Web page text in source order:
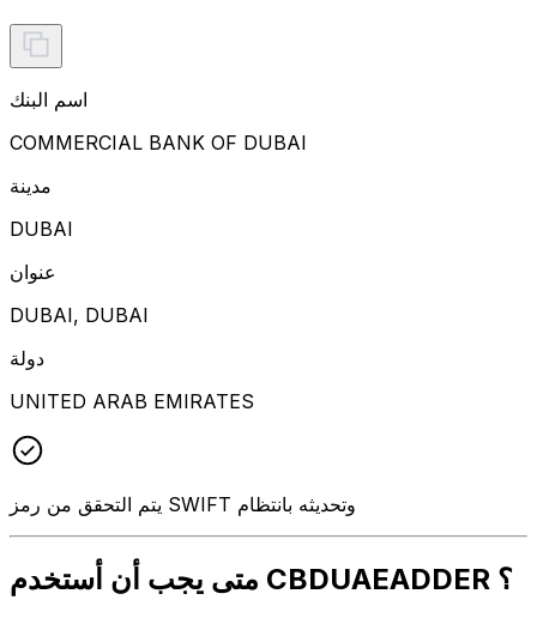
اسم البنك
COMMERCIAL BANK OF DUBAI
مدينة
DUBAI
عنوان
DUBAI, DUBAI
دولة
UNITED ARAB EMIRATES
يتم التحقق من رمز SWIFT وتحديثه بانتظام
متى يجب أن أستخدم CBDUAEADDER ؟